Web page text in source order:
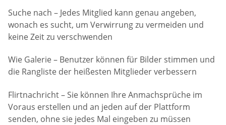
Suche nach – Jedes Mitglied kann genau angeben,
wonach es sucht, um Verwirrung zu vermeiden und
keine Zeit zu verschwenden
Wie Galerie – Benutzer können für Bilder stimmen und
die Rangliste der heißesten Mitglieder verbessern
Flirtnachricht – Sie können Ihre Anmachsprüche im
Voraus erstellen und an jeden auf der Plattform
senden, ohne sie jedes Mal eingeben zu müssen